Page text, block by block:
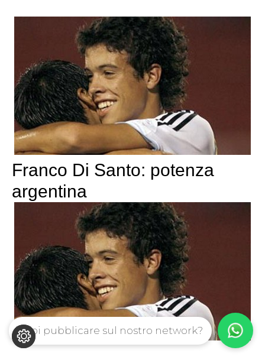
Franco Di Santo: potenza
argentina
Vuoi pubblicare sul nostro network?